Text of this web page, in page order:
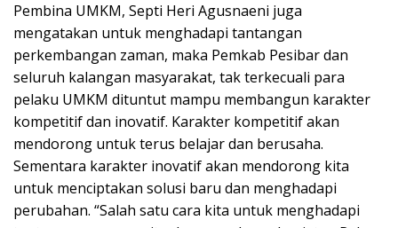
Pembina UMKM, Septi Heri Agusnaeni juga
mengatakan untuk menghadapi tantangan
perkembangan zaman, maka Pemkab Pesibar dan
seluruh kalangan masyarakat, tak terkecuali para
pelaku UMKM dituntut mampu membangun karakter
kompetitif dan inovatif. Karakter kompetitif akan
mendorong untuk terus belajar dan berusaha.
Sementara karakter inovatif akan mendorong kita
untuk menciptakan solusi baru dan menghadapi
perubahan. “Salah satu cara kita untuk menghadapi